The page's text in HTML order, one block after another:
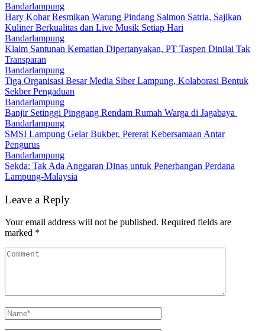
Bandarlampung
Hary Kohar Resmikan Warung Pindang Salmon Satria, Sajikan
Kuliner Berkualitas dan Live Musik Setiap Hari
Bandarlampung
Klaim Santunan Kematian Dipertanyakan, PT Taspen Dinilai Tak
Transparan
Bandarlampung
Tiga Organisasi Besar Media Siber Lampung, Kolaborasi Bentuk
Sekber Pengaduan
Bandarlampung
Banjir Setinggi Pinggang Rendam Rumah Warga di Jagabaya
Bandarlampung
SMSI Lampung Gelar Bukber, Pererat Kebersamaan Antar
Pengurus
Bandarlampung
Sekda: Tak Ada Anggaran Dinas untuk Penerbangan Perdana
Lampung-Malaysia
Leave a Reply
Your email address will not be published. Required fields are
marked *